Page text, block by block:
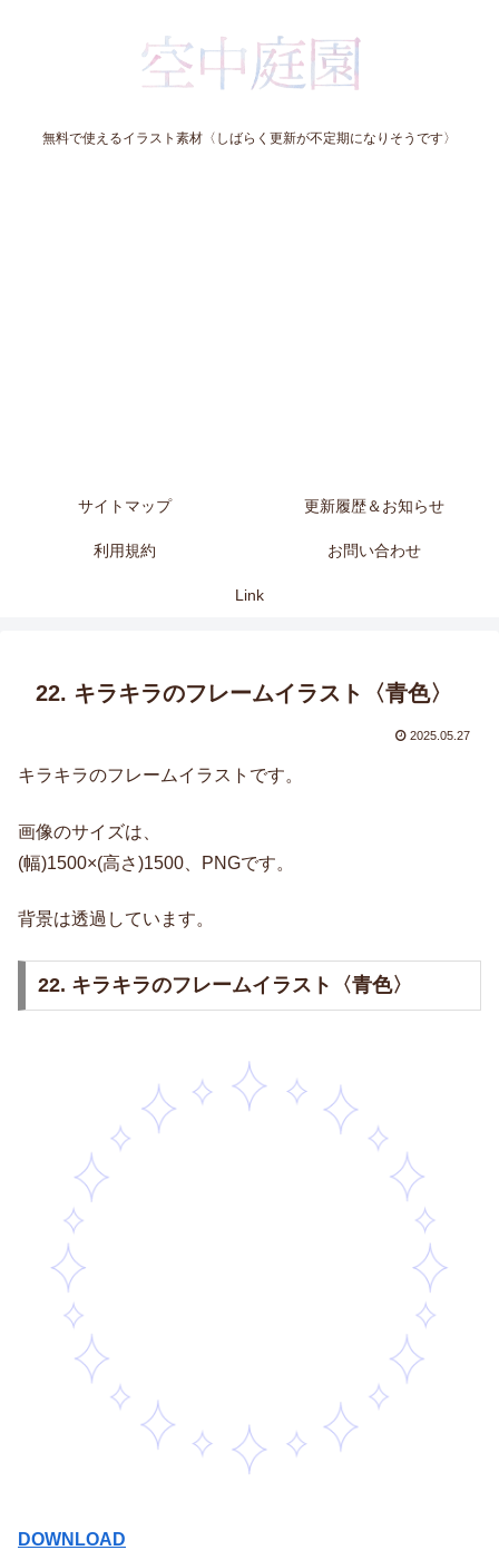
無料で使えるイラスト素材〈しばらく更新が不定期になりそうです〉
サイトマップ 更新履歴＆お知らせ
利用規約 お問い合わせ
Link
22. キラキラのフレームイラスト〈青色〉
2025.05.27
キラキラのフレームイラストです。
画像のサイズは、
(幅)1500×(高さ)1500、PNGです。
背景は透過しています。
22. キラキラのフレームイラスト〈青色〉
DOWNLOAD